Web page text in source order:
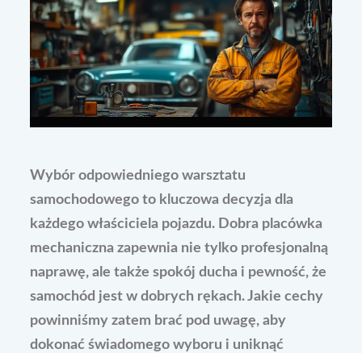
Wybór odpowiedniego warsztatu
samochodowego to kluczowa decyzja dla
każdego właściciela pojazdu. Dobra placówka
mechaniczna zapewnia nie tylko profesjonalną
naprawę, ale także spokój ducha i pewność, że
samochód jest w dobrych rękach. Jakie cechy
powinniśmy zatem brać pod uwagę, aby
dokonać świadomego wyboru i uniknąć